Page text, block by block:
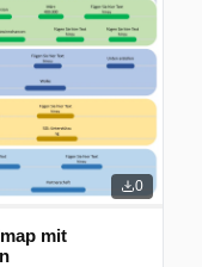
0
mit